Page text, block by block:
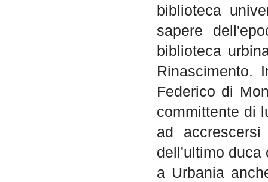
biblioteca
sapere
biblioteca
Rinascimento.
Federico di
committente di
ad
dell'ultimo duca
a Urbania